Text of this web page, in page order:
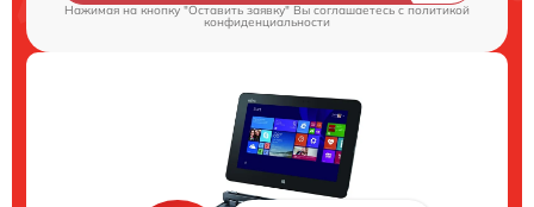
Нажимая на кнопку "Оставить заявку" Вы соглашаетесь cполитикой
конфиденциальности